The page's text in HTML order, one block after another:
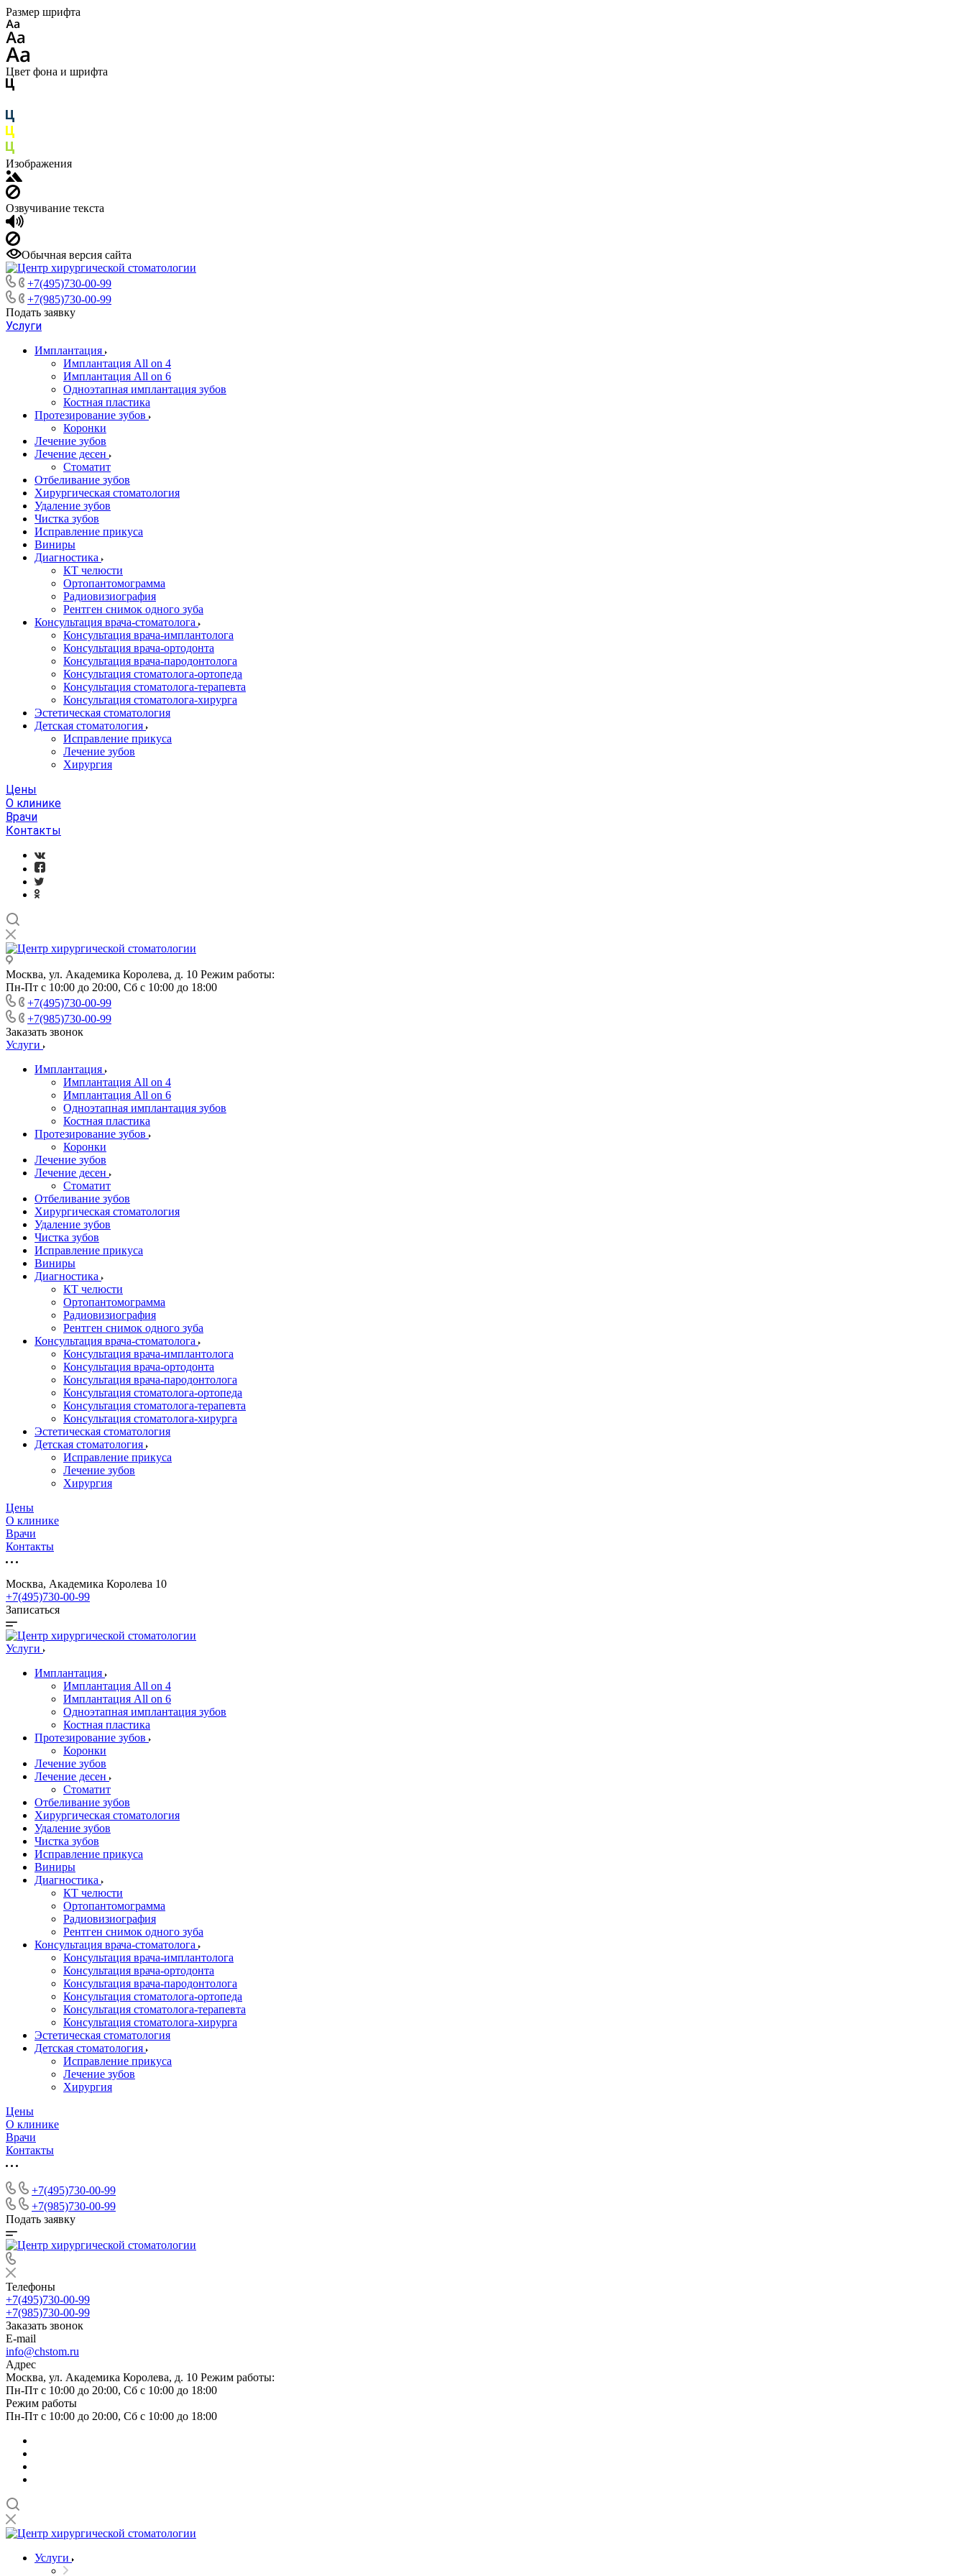
Размер шрифта
Цвет фона и шрифта
Изображения
Озвучивание текста
Обычная версия сайта
+7(495)730-00-99
+7(985)730-00-99
Подать заявку
Услуги
Имплантация
Имплантация All on 4
Имплантация All on 6
Одноэтапная имплантация зубов
Костная пластика
Протезирование зубов
Коронки
Лечение зубов
Лечение десен
Стоматит
Отбеливание зубов
Хирургическая стоматология
Удаление зубов
Чистка зубов
Исправление прикуса
Виниры
Диагностика
КТ челюсти
Ортопантомограмма
Радиовизиография
Рентген снимок одного зуба
Консультация врача-стоматолога
Консультация врача-имплантолога
Консультация врача-ортодонта
Консультация врача-пародонтолога
Консультация стоматолога-ортопеда
Консультация стоматолога-терапевта
Консультация стоматолога-хирурга
Эстетическая стоматология
Детская стоматология
Исправление прикуса
Лечение зубов
Хирургия
Цены
О клинике
Врачи
Контакты
Москва, ул. Академика Королева, д. 10 Режим работы:
Пн-Пт с 10:00 до 20:00, Сб с 10:00 до 18:00
+7(495)730-00-99
+7(985)730-00-99
Заказать звонок
Услуги
Имплантация
Имплантация All on 4
Имплантация All on 6
Одноэтапная имплантация зубов
Костная пластика
Протезирование зубов
Коронки
Лечение зубов
Лечение десен
Стоматит
Отбеливание зубов
Хирургическая стоматология
Удаление зубов
Чистка зубов
Исправление прикуса
Виниры
Диагностика
КТ челюсти
Ортопантомограмма
Радиовизиография
Рентген снимок одного зуба
Консультация врача-стоматолога
Консультация врача-имплантолога
Консультация врача-ортодонта
Консультация врача-пародонтолога
Консультация стоматолога-ортопеда
Консультация стоматолога-терапевта
Консультация стоматолога-хирурга
Эстетическая стоматология
Детская стоматология
Исправление прикуса
Лечение зубов
Хирургия
Цены
О клинике
Врачи
Контакты
Москва, Академика Королева 10
+7(495)730-00-99
Записаться
Услуги
Имплантация
Имплантация All on 4
Имплантация All on 6
Одноэтапная имплантация зубов
Костная пластика
Протезирование зубов
Коронки
Лечение зубов
Лечение десен
Стоматит
Отбеливание зубов
Хирургическая стоматология
Удаление зубов
Чистка зубов
Исправление прикуса
Виниры
Диагностика
КТ челюсти
Ортопантомограмма
Радиовизиография
Рентген снимок одного зуба
Консультация врача-стоматолога
Консультация врача-имплантолога
Консультация врача-ортодонта
Консультация врача-пародонтолога
Консультация стоматолога-ортопеда
Консультация стоматолога-терапевта
Консультация стоматолога-хирурга
Эстетическая стоматология
Детская стоматология
Исправление прикуса
Лечение зубов
Хирургия
Цены
О клинике
Врачи
Контакты
+7(495)730-00-99
+7(985)730-00-99
Подать заявку
Телефоны
+7(495)730-00-99
+7(985)730-00-99
Заказать звонок
E-mail
info@chstom.ru
Адрес
Москва, ул. Академика Королева, д. 10 Режим работы:
Пн-Пт с 10:00 до 20:00, Сб с 10:00 до 18:00
Режим работы
Пн-Пт с 10:00 до 20:00, Сб с 10:00 до 18:00
Услуги